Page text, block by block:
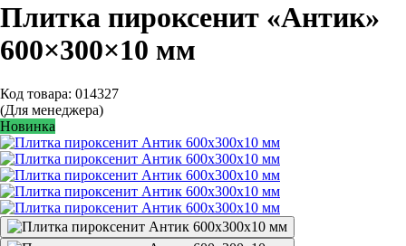
Плитка пироксенит «Антик»
600×300×10 мм
Код товара: 014327
(Для менеджера)
Новинка